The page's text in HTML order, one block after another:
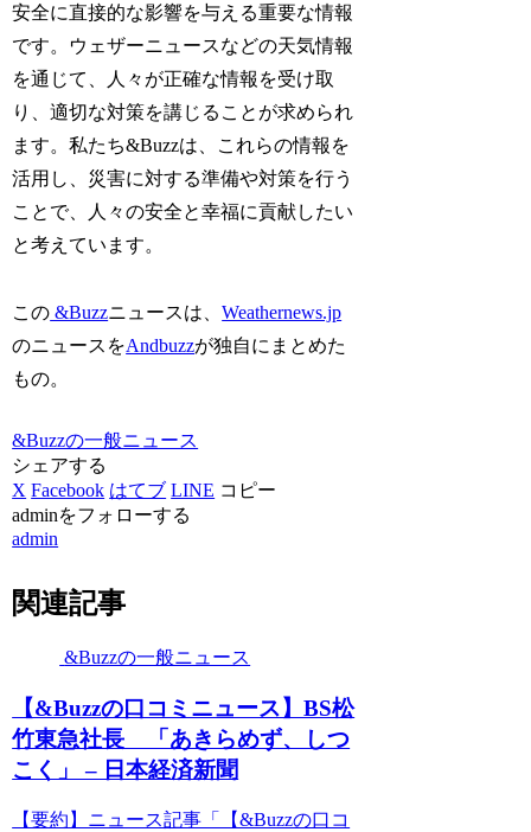
安全に直接的な影響を与える重要な情報
です。ウェザーニュースなどの天気情報
を通じて、人々が正確な情報を受け取
り、適切な対策を講じることが求められ
ます。私たち&Buzzは、これらの情報を
活用し、災害に対する準備や対策を行う
ことで、人々の安全と幸福に貢献したい
と考えています。
この &Buzzニュースは、Weathernews.jp
のニュースをAndbuzzが独自にまとめた
もの。
&Buzzの一般ニュース
シェアする
X Facebook はてブ LINE コピー
adminをフォローする
admin
関連記事
&Buzzの一般ニュース
【&Buzzの口コミニュース】BS松
竹東急社長 「あきらめず、しつ
こく」 – 日本経済新聞
【要約】ニュース記事「【&Buzzの口コ